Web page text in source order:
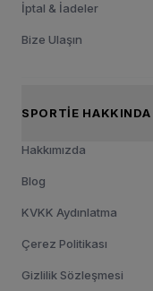
İptal & İadeler
Bize Ulaşın
SPORTIE HAKKINDA
Hakkımızda
Blog
KVKK Aydınlatma
Çerez Politikası
Gizlilik Sözleşmesi